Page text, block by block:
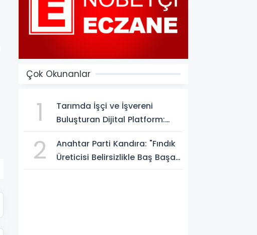
Çok Okunanlar
1
Tarımda İşçi ve İşvereni
Buluşturan Dijital Platform:
2
Anahtar Parti Kandıra: "Fındık
Üreticisi Belirsizlikle Baş Başa